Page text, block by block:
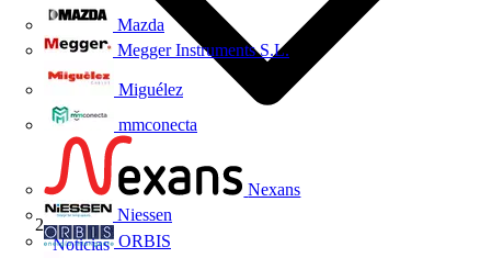
Mazda
Megger Instruments S.L.
Miguélez
mmconecta
Nexans
Niessen
ORBIS
Noticias